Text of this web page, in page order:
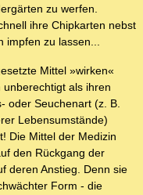
zu werfen.
ihre Chipkarten nebst
impfen zu lassen...
Mittel »wirken«
als ihren
oder Seuchenart (z. B.
Lebensumstände)
Die Mittel der Medizin
den Rückgang der
deren Anstieg. Denn sie
Form - die